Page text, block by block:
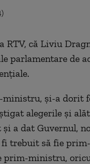
RTV, că Liviu
parlamentare de
ministru, şi-a dorit
alegerile şi
a dat Guvernul,
fi trebuit să fie
prim-ministru,